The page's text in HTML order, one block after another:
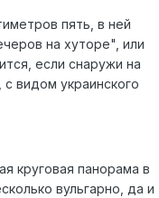
пять, в ней
на хуторе", или
если снаружи на
видом украинского
круговая панорама в
вульгарно, да и